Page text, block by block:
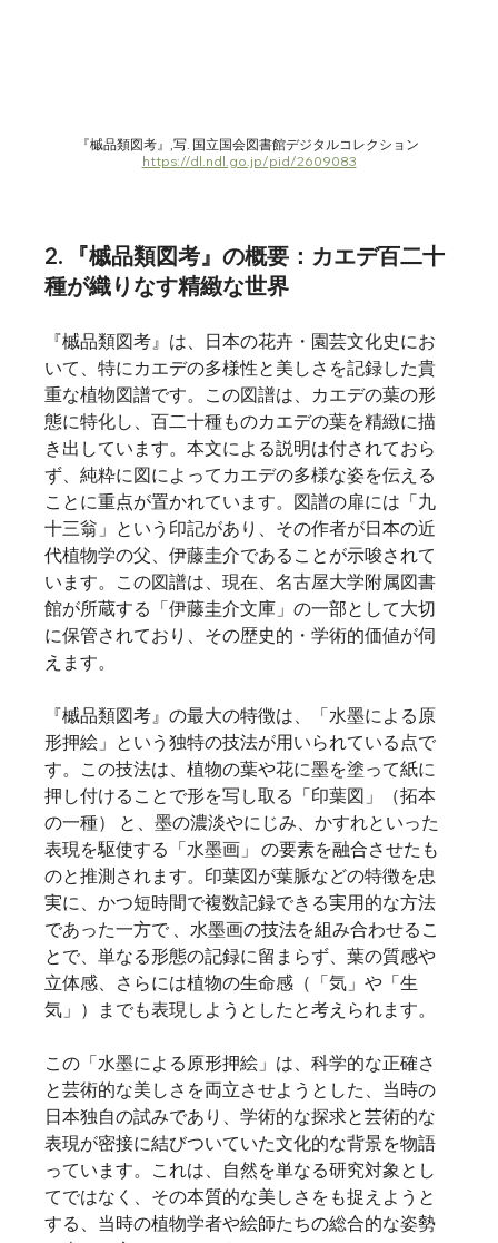
『槭品類図考』,写. 国立国会図書館デジタルコレクション
https://dl.ndl.go.jp/pid/2609083
2. 『槭品類図考』の概要：カエデ百二十
種が織りなす精緻な世界
『槭品類図考』は、日本の花卉・園芸文化史にお
いて、特にカエデの多様性と美しさを記録した貴
重な植物図譜です。この図譜は、カエデの葉の形
態に特化し、百二十種ものカエデの葉を精緻に描
き出しています。本文による説明は付されておら
ず、純粋に図によってカエデの多様な姿を伝える
ことに重点が置かれています。図譜の扉には「九
十三翁」という印記があり、その作者が日本の近
代植物学の父、伊藤圭介であることが示唆されて
います。この図譜は、現在、名古屋大学附属図書
館が所蔵する「伊藤圭介文庫」の一部として大切
に保管されており、その歴史的・学術的価値が伺
えます。
『槭品類図考』の最大の特徴は、「水墨による原
形押絵」という独特の技法が用いられている点で
す。この技法は、植物の葉や花に墨を塗って紙に
押し付けることで形を写し取る「印葉図」（拓本
の一種） と、墨の濃淡やにじみ、かすれといった
表現を駆使する「水墨画」 の要素を融合させたも
のと推測されます。印葉図が葉脈などの特徴を忠
実に、かつ短時間で複数記録できる実用的な方法
であった一方で 、水墨画の技法を組み合わせるこ
とで、単なる形態の記録に留まらず、葉の質感や
立体感、さらには植物の生命感（「気」や「生
気」）までも表現しようとしたと考えられます。
この「水墨による原形押絵」は、科学的な正確さ
と芸術的な美しさを両立させようとした、当時の
日本独自の試みであり、学術的な探求と芸術的な
表現が密接に結びついていた文化的な背景を物語
っています。これは、自然を単なる研究対象とし
てではなく、その本質的な美しさをも捉えようと
する、当時の植物学者や絵師たちの総合的な姿勢